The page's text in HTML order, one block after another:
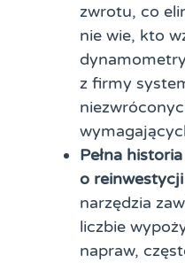
zwrotu, co
nie wie, kto
z firmy
Pełna
o reinwestycji
narzędzia
liczbie
napraw,